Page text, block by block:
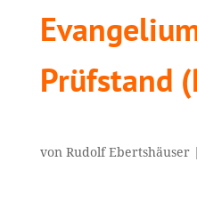
Prüfstand
von Rudolf Ebertshäuser|